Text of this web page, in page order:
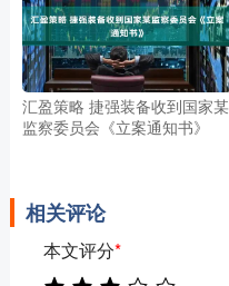
汇盈策略 捷强装备收到国家某
监察委员会《立案通知书》
相关评论
本文评分*